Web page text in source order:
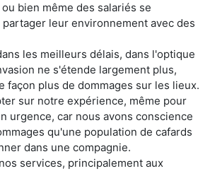
bien même des salariés se
leur environnement avec des
les meilleurs délais, dans l'optique
ne s'étende largement plus,
façon plus de dommages sur les lieux.
sur notre expérience, même pour
urgence, car nous avons conscience
qu'une population de cafards
dans une compagnie.
services, principalement aux